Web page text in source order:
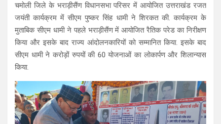
चमोली जिले के भराड़ीसैंण विधानसभा परिसर में आयोजित उत्तराखंड रजत
जयंती कार्यक्रम में सीएम पुष्कर सिंह धामी ने शिरकत की. कार्यक्रम के
मुताबिक सीएम धामी ने पहले भराड़ीसैंण में आयोजित रैतिक परेड का निरीक्षण
किया और इसके बाद राज्य आंदोलनकारियों को सम्मानित किया. इसके बाद
सीएम धामी ने करोड़ों रुपयों की 60 योजनाओं का लोकार्पण और शिलान्यास
किया.